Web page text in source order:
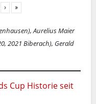
› »
Aurelius Maier
2021 Biberach), Gerald
Cup Historie seit